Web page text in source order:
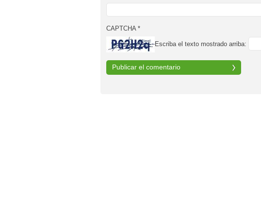
CAPTCHA *
Escriba el texto mostrado arriba: